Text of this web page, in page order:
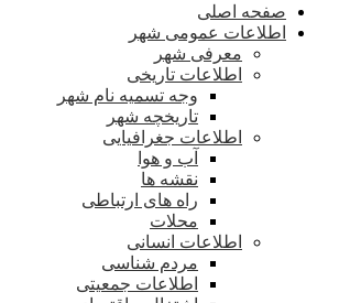
صفحه اصلی
اطلاعات عمومی شهر
معرفی شهر
اطلاعات تاریخی
وجه تسمیه نام شهر
تاریخچه شهر
اطلاعات جغرافیایی
آب و هوا
نقشه ها
راه های ارتباطی
محلات
اطلاعات انسانی
مردم شناسی
اطلاعات جمعیتی